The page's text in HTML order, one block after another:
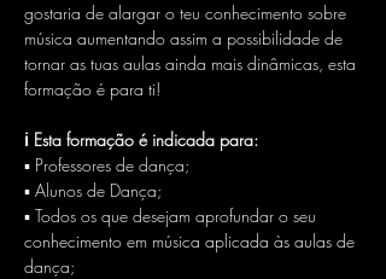
gostaria de alargar o teu conhecimento sobre
música aumentando assim a possibilidade de
tornar as tuas aulas ainda mais dinâmicas, esta
formação é para ti!
ℹ Esta formação é indicada para:
▪ Professores de dança;
▪ Alunos de Dança;
▪ Todos os que desejam aprofundar o seu
conhecimento em música aplicada às aulas de
dança;